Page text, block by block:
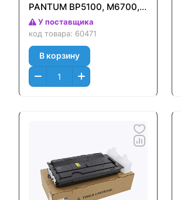
PANTUM BP5100, M6700,
M6800, M7100, M7200,
M7300 (CET), CET341130
У поставщика
код товара: 60471
В корзину